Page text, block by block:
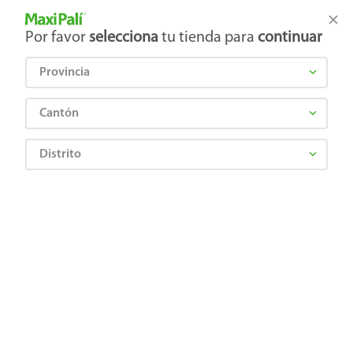
Tienda Maxi Palí
Por favor selecciona tu tienda para continuar
Provincia
Cantón
Distrito